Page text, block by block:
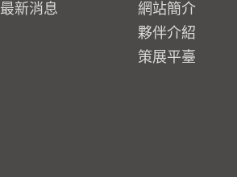
最新消息
網站簡介
夥伴介紹
策展平臺